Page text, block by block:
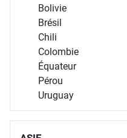
Bolivie
Brésil
Chili
Colombie
Équateur
Pérou
Uruguay